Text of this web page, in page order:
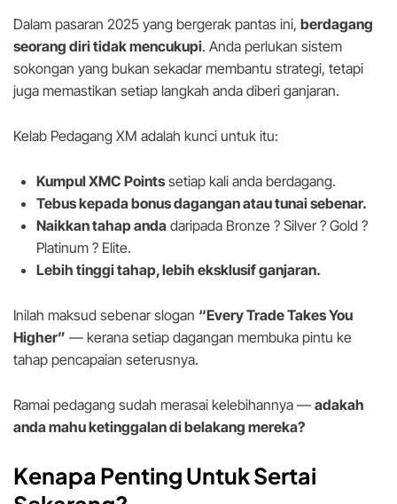
Dalam pasaran 2025 yang bergerak pantas ini, berdagang
seorang diri tidak mencukupi. Anda perlukan sistem
sokongan yang bukan sekadar membantu strategi, tetapi
juga memastikan setiap langkah anda diberi ganjaran.
Kelab Pedagang XM adalah kunci untuk itu:
Kumpul XMC Points setiap kali anda berdagang.
Tebus kepada bonus dagangan atau tunai sebenar.
Naikkan tahap anda daripada Bronze ? Silver ? Gold ?
Platinum ? Elite.
Lebih tinggi tahap, lebih eksklusif ganjaran.
Inilah maksud sebenar slogan “Every Trade Takes You
Higher” — kerana setiap dagangan membuka pintu ke
tahap pencapaian seterusnya.
Ramai pedagang sudah merasai kelebihannya — adakah
anda mahu ketinggalan di belakang mereka?
Kenapa Penting Untuk Sertai